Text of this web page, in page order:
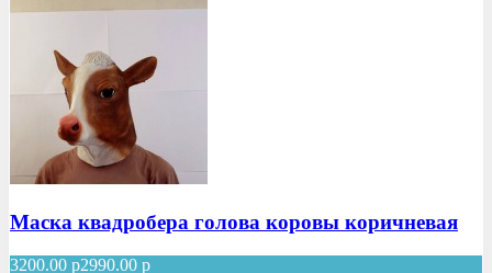
Маска квадробера голова коровы коричневая
3200.00 р2990.00 р